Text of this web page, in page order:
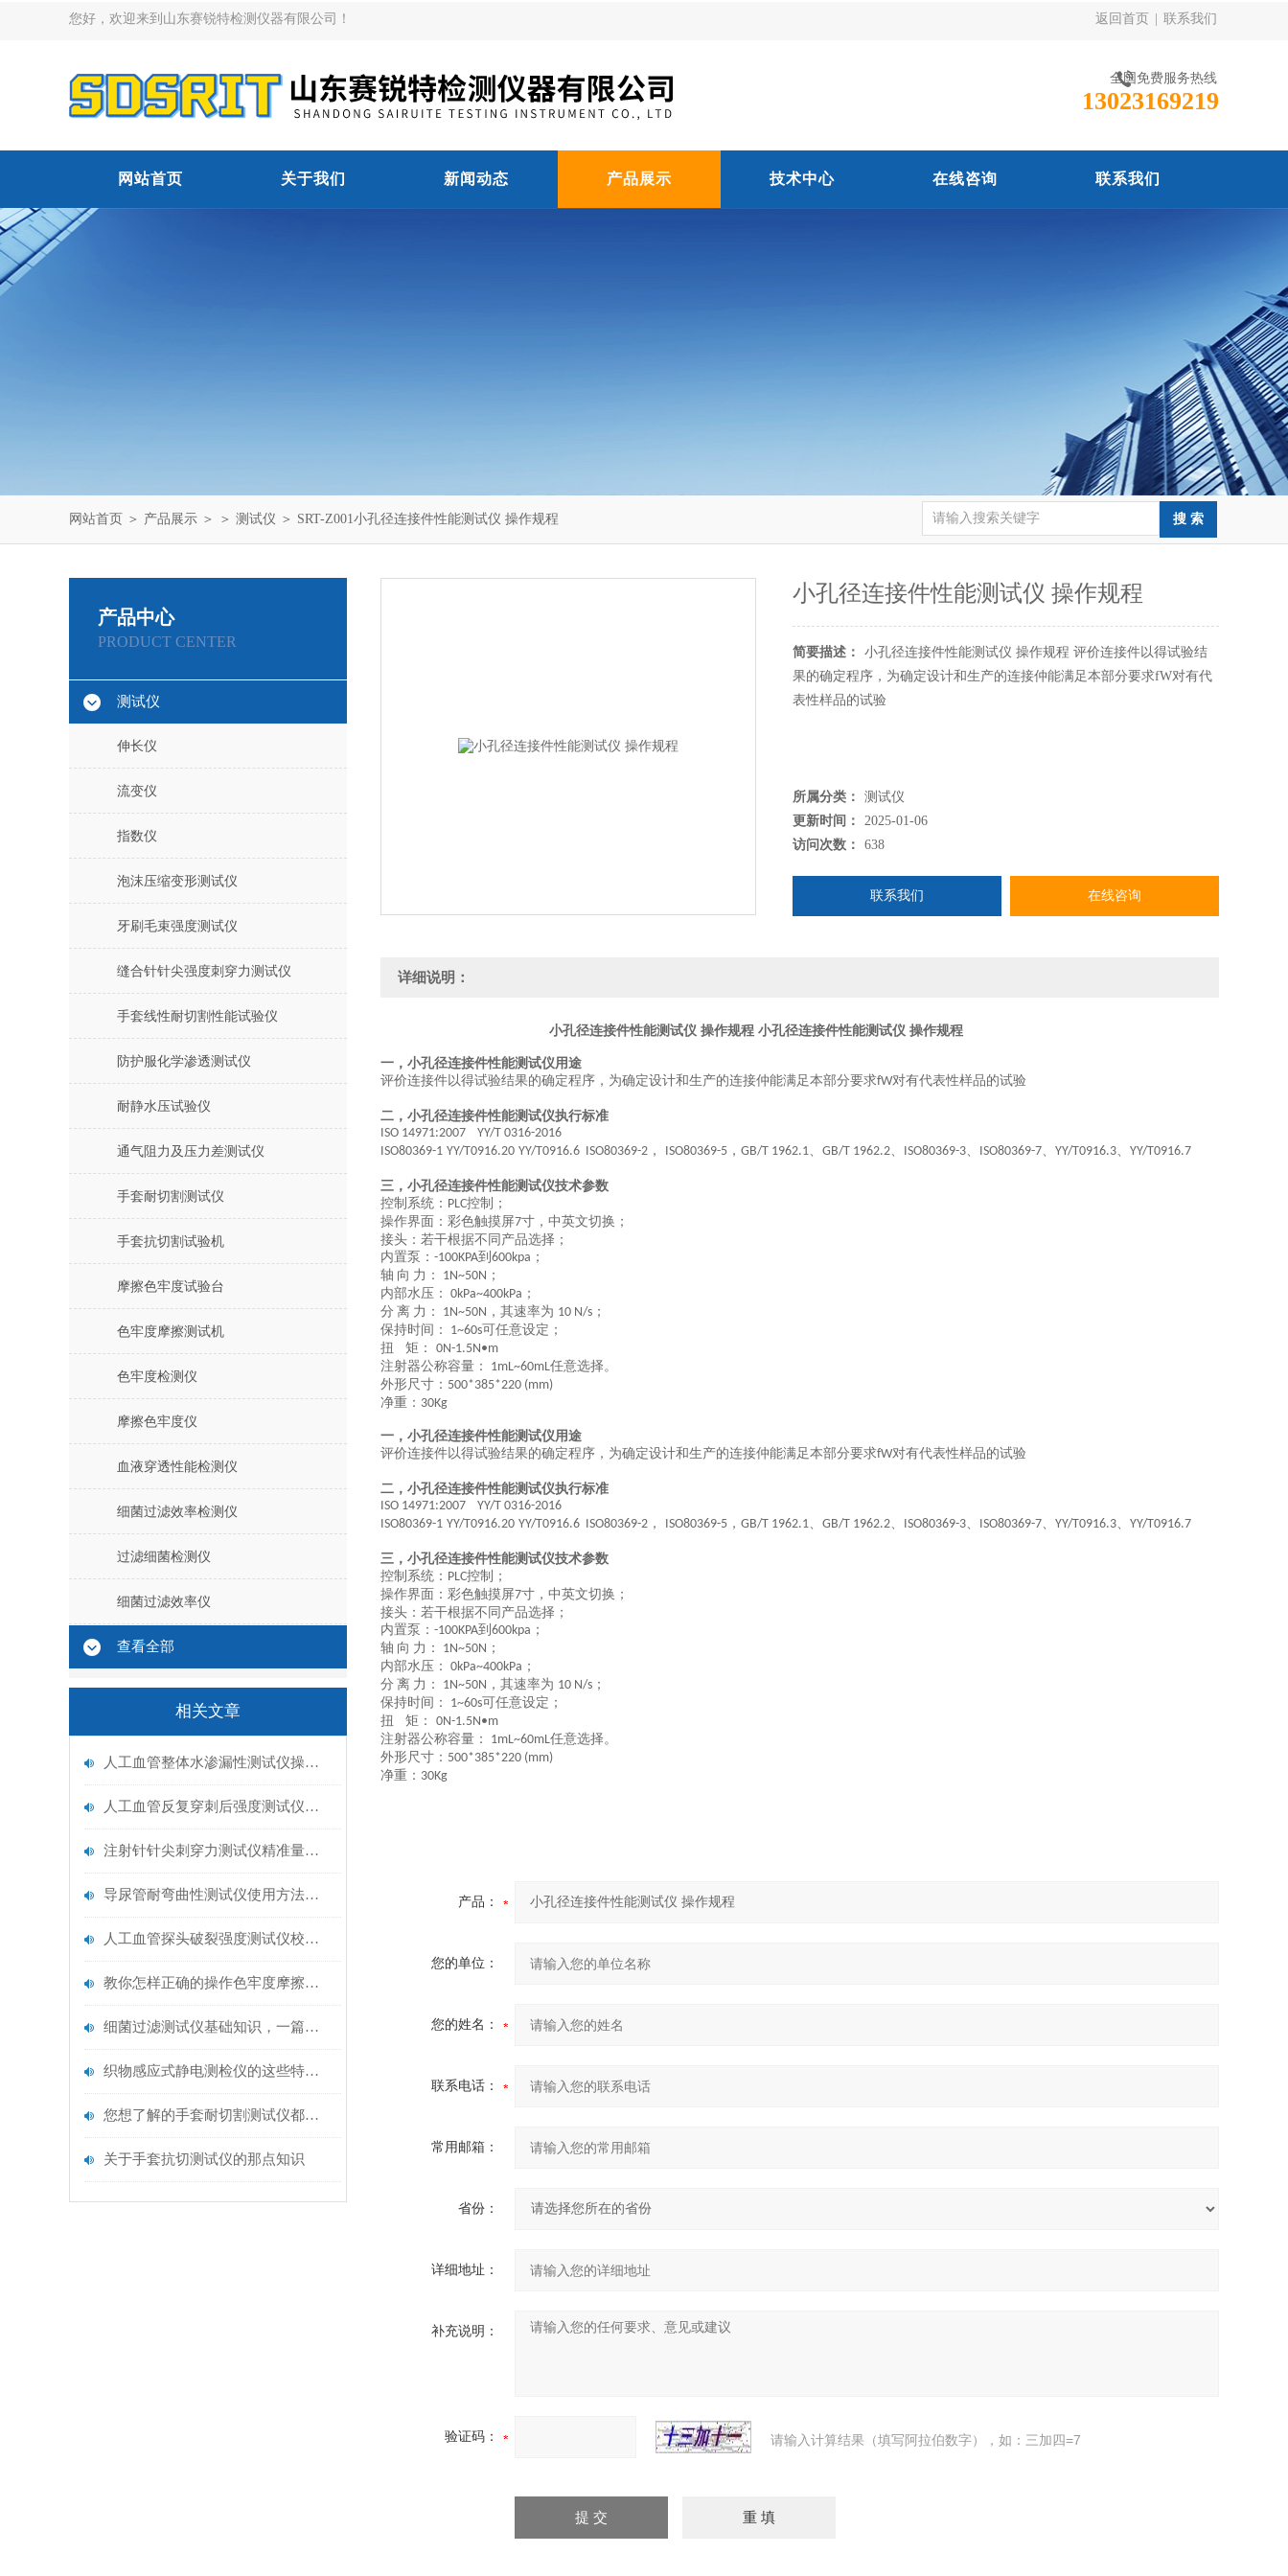
您好，欢迎来到山东赛锐特检测仪器有限公司！ 返回首页 联系我们
全国免费服务热线
13023169219
网站首页 关于我们 新闻动态 产品展示 技术中心 在线咨询 联系我们
网站首页 ＞ 产品展示 ＞ ＞ 测试仪 ＞ SRT-Z001小孔径连接件性能测试仪 操作规程
产品中心
PRODUCT CENTER
测试仪
伸长仪
流变仪
指数仪
泡沫压缩变形测试仪
牙刷毛束强度测试仪
缝合针针尖强度刺穿力测试仪
手套线性耐切割性能试验仪
防护服化学渗透测试仪
耐静水压试验仪
通气阻力及压力差测试仪
手套耐切割测试仪
手套抗切割试验机
摩擦色牢度试验台
色牢度摩擦测试机
色牢度检测仪
摩擦色牢度仪
血液穿透性能检测仪
细菌过滤效率检测仪
过滤细菌检测仪
细菌过滤效率仪
查看全部
相关文章
人工血管整体水渗漏性测试仪操作中最容易出错的步骤
人工血管反复穿刺后强度测试仪是什么？透析患者的“生命管“质量靠它把关！
注射针针尖刺穿力测试仪精准量化针尖锋利度，构筑临床安全防线
导尿管耐弯曲性测试仪使用方法与操作规范
人工血管探头破裂强度测试仪校准规范：精准赋能医疗安全的技术基准
教你怎样正确的操作色牢度摩擦测试机
细菌过滤测试仪基础知识，一篇搞定
织物感应式静电测检仪的这些特点很少有人都知道
您想了解的手套耐切割测试仪都在这里了
关于手套抗切测试仪的那点知识
小孔径连接件性能测试仪 操作规程
简要描述：
小孔径连接件性能测试仪 操作规程 评价连接件以得试验结
果的确定程序，为确定设计和生产的连接仲能满足本部分要求fW对有代
表性样品的试验
所属分类：
测试仪
更新时间：
2025-01-06
访问次数：
638
联系我们 在线咨询
详细说明：
小孔径连接件性能测试仪 操作规程 小孔径连接件性能测试仪 操作规程
一， 小孔径连接件性能测试仪用途
评价连接件以得试验结果的确定程序，为确定设计和生产的连接仲能满足本部分要求fW对有代表性样品的试验
二， 小孔径连接件性能测试仪执行标准
ISO 14971:2007 YY/T 0316-2016
ISO80369-1 YY/T0916.20 YY/T0916.6 ISO80369-2 ， ISO80369-5 ， GB/T 1962.1、 GB/T 1962.2、 ISO80369-3、 ISO80369-7、 YY/T0916.3、 YY/T0916.7
三， 小孔径连接件性能测试仪技术参数
控制系统： PLC控制；
操作界面：彩色触摸屏7寸，中英文切换；
接头：若干根据不同产品选择；
内置泵： -100KPA到 600kpa ；
轴 向 力： 1N~50N ；
内部水压： 0kPa~400kPa ；
分 离 力： 1N~50N ，其速率为 10 N/s ；
保持时间：
1~60s可任意设定；
扭
矩： 0N-1.5N•m
注射器公称容量：
1mL~60mL任意选择。
外形尺寸： 500*385*220 (mm)
净重： 30Kg
一， 小孔径连接件性能测试仪用途
评价连接件以得试验结果的确定程序，为确定设计和生产的连接仲能满足本部分要求fW对有代表性样品的试验
二， 小孔径连接件性能测试仪执行标准
ISO 14971:2007 YY/T 0316-2016
ISO80369-1 YY/T0916.20 YY/T0916.6 ISO80369-2 ， ISO80369-5 ， GB/T 1962.1、 GB/T 1962.2、 ISO80369-3、 ISO80369-7、 YY/T0916.3、 YY/T0916.7
三， 小孔径连接件性能测试仪技术参数
控制系统： PLC控制；
操作界面：彩色触摸屏7寸，中英文切换；
接头：若干根据不同产品选择；
内置泵： -100KPA到 600kpa ；
轴 向 力： 1N~50N ；
内部水压： 0kPa~400kPa ；
分 离 力： 1N~50N ，其速率为 10 N/s ；
保持时间：
1~60s可任意设定；
扭
矩： 0N-1.5N•m
注射器公称容量：
1mL~60mL任意选择。
外形尺寸： 500*385*220 (mm)
净重： 30Kg
产品：
您的单位：
您的姓名：
联系电话：
常用邮箱：
省份：
详细地址：
补充说明：
验证码： 请输入计算结果（填写阿拉伯数字），如：三加四=7